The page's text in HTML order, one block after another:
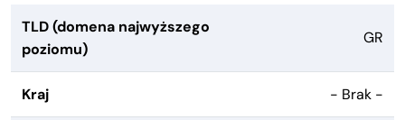
TLD (domena najwyższego
poziomu)
GR
Kraj - Brak -